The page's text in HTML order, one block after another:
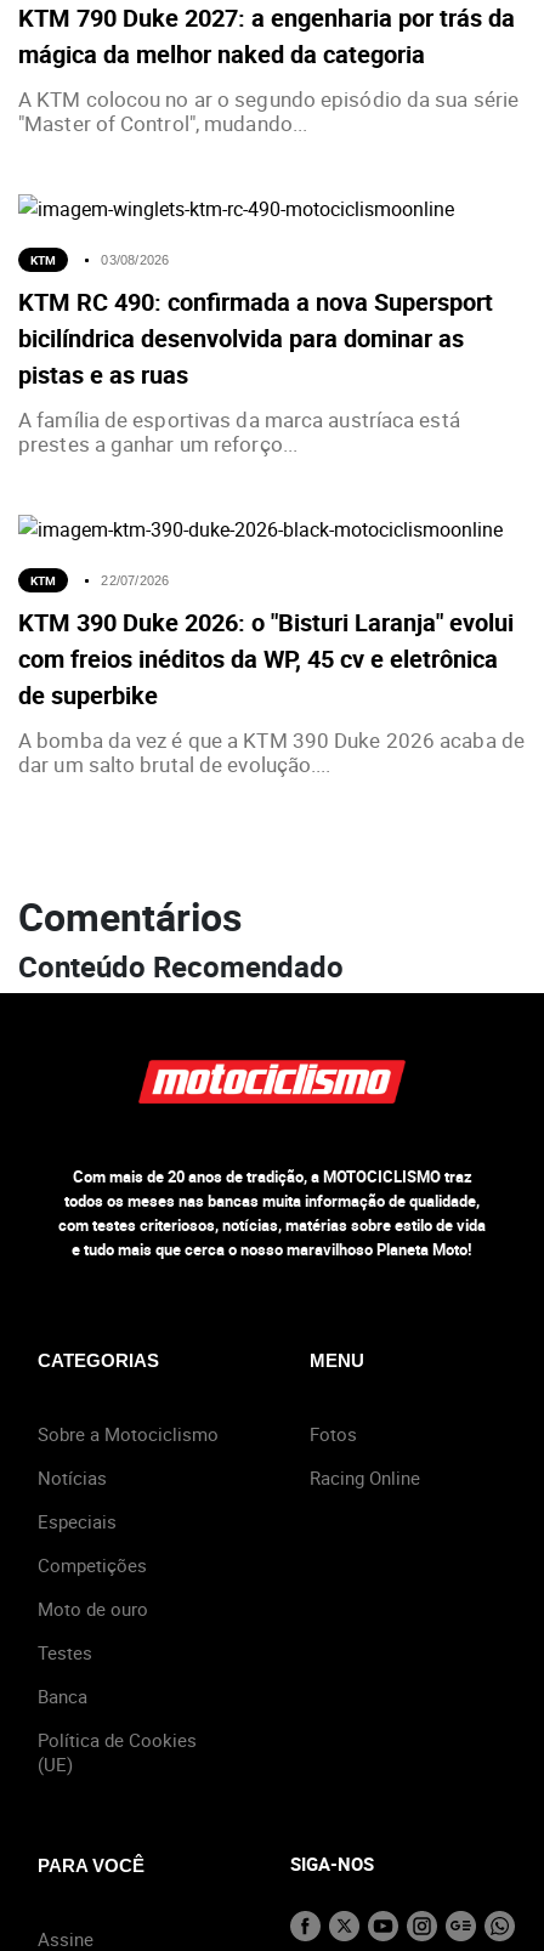
KTM 790 Duke 2027: a engenharia por trás da
mágica da melhor naked da categoria
A KTM colocou no ar o segundo episódio da sua série
"Master of Control", mudando...
KTM 03/08/2026
KTM RC 490: confirmada a nova Supersport
bicilíndrica desenvolvida para dominar as
pistas e as ruas
A família de esportivas da marca austríaca está
prestes a ganhar um reforço...
KTM 22/07/2026
KTM 390 Duke 2026: o "Bisturi Laranja" evolui
com freios inéditos da WP, 45 cv e eletrônica
de superbike
A bomba da vez é que a KTM 390 Duke 2026 acaba de
dar um salto brutal de evolução....
Comentários
Conteúdo Recomendado
Com mais de 20 anos de tradição, a MOTOCICLISMO traz
todos os meses nas bancas muita informação de qualidade,
com testes criteriosos, notícias, matérias sobre estilo de vida
e tudo mais que cerca o nosso maravilhoso Planeta Moto!
CATEGORIAS
Sobre a Motociclismo
Notícias
Especiais
Competições
Moto de ouro
Testes
Banca
Política de Cookies
(UE)
MENU
Fotos
Racing Online
PARA VOCÊ
Assine
SIGA-NOS